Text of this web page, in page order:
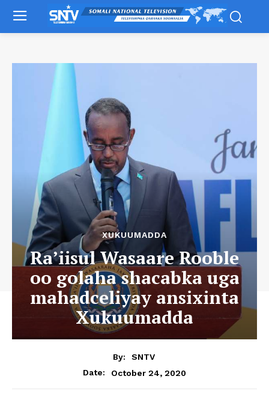
XUKUUMADDA
Ra’iisul Wasaare Rooble
oo golaha shacabka uga
mahadceliyay ansixinta
Xukuumadda
By:
SNTV
Date:
October 24, 2020